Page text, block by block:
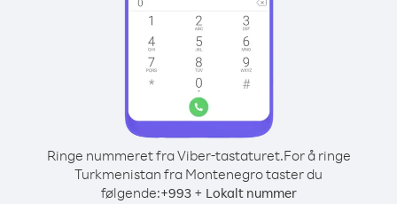
Ringe nummeret fra Viber-tastaturet.For å ringe
Turkmenistan fra Montenegro taster du
følgende:+993+ Lokalt nummer